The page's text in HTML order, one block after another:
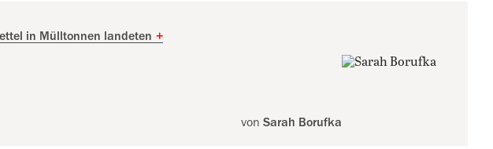
in Mülltonnen landeten +
von Sarah Borufka